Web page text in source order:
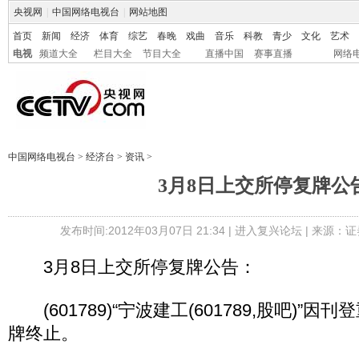
央视网 中国网络电视台 网站地图
首页 新闻 经济 体育 综艺 春晚 戏曲 音乐 科教 青少 文化
艺术
电视
频道大全 栏目大全 节目大全 直播中国 赛事直播 网络
中国网络电视台 > 经济台 > 资讯 >
3月8日上交所停复牌公
发布时间:2012年03月07日 21:34 | 进入复兴论坛| 来源：
3月8日上交所停复牌公告：
(601789)“宁波建工(601789,股吧)”因刊登
牌终止。